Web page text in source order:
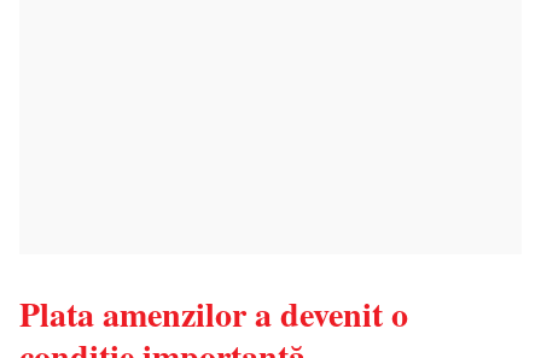
Plata amenzilor a devenit o